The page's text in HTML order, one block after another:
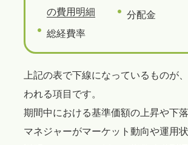
の費用明細
総経費率
分配金
上記の表で下線になっているものが
われる項目です。
期間中における基準価額の上昇や下
マネジャーがマーケット動向や運用